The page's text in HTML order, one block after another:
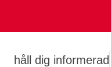
håll dig informerad